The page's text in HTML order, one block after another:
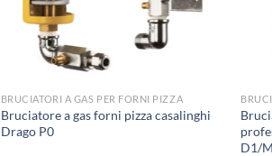
BRUCIATORI A GAS PER FORNI PIZZA
Bruciatore a gas forni pizza casalinghi
Drago P0
D1/M